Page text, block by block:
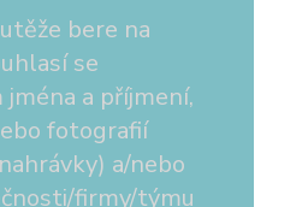
bere na
se
jména a příjmení,
fotografií
a/nebo
firmy/týmu